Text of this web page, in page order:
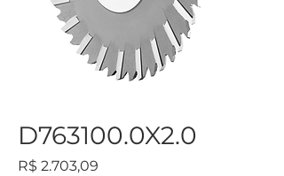
D763100.0X2.0
R$ 2.703,09